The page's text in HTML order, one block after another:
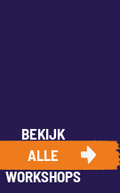
BEKIJK
ALLE
WORKSHOPS